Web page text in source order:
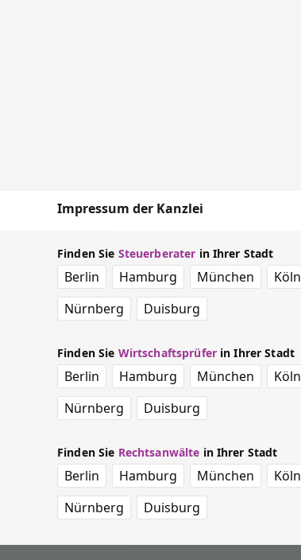
Impressum der Kanzlei
Finden Sie Steuerberater in Ihrer Stadt
Berlin Hamburg München Köln
Nürnberg
Duisburg
Finden Sie Wirtschaftsprüferin Ihrer Stadt
Berlin Hamburg München Köln
Nürnberg
Duisburg
Finden Sie Rechtsanwälte in Ihrer Stadt
Berlin Hamburg München Köln
Nürnberg
Duisburg